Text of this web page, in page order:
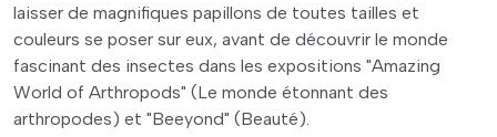
laisser de magnifiques papillons de toutes tailles et
couleurs se poser sur eux, avant de découvrir le monde
fascinant des insectes dans les expositions "Amazing
World of Arthropods" (Le monde étonnant des
arthropodes) et "Beeyond" (Beauté).